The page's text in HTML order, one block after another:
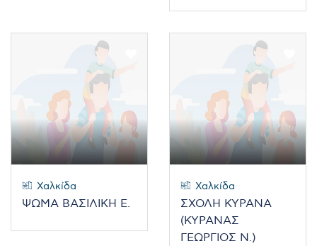
Χαλκίδα
ΨΩΜΑ ΒΑΣΙΛΙΚΗ Ε.
Χαλκίδα
ΣΧΟΛΗ ΚΥΡΑΝΑ
(ΚΥΡΑΝΑΣ
ΓΕΩΡΓΙΟΣ Ν.)